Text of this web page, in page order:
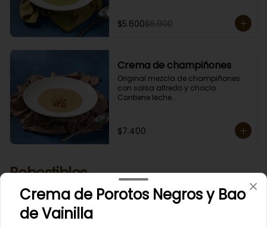
de 400 grs.
$5.600$6.900
Crema de champiñones
Original mezcla de champiñones
con salsa alfredo y choclo.
Contiene leche.
$7.400
Bebestibles
Variedad de los bebestibles de moda; Kombucha y Jugos
de fruta marca Rico.
Crema de Porotos Negros y Bao
de Vainilla